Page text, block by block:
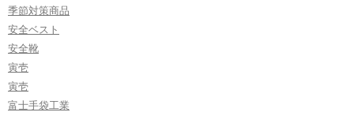
季節対策商品
安全ベスト
安全靴
寅壱
寅壱
富士手袋工業